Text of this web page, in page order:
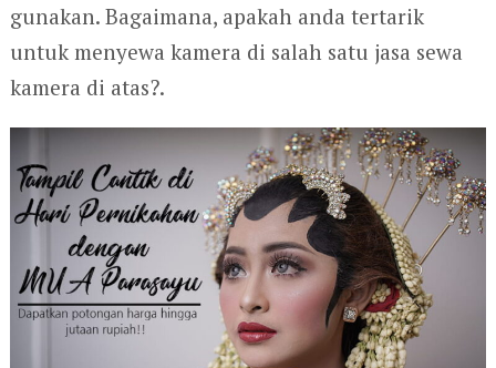
gunakan. Bagaimana, apakah anda tertarik
untuk menyewa kamera di salah satu jasa sewa
kamera di atas?.